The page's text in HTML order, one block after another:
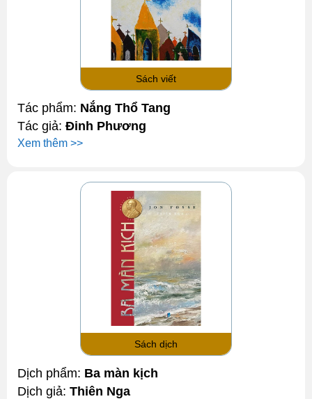
Sách viết
Tác phẩm: Nắng Thổ Tang
Tác giả: Đinh Phương
Xem thêm >>
Sách dịch
Dịch phẩm: Ba màn kịch
Dịch giả: Thiên Nga